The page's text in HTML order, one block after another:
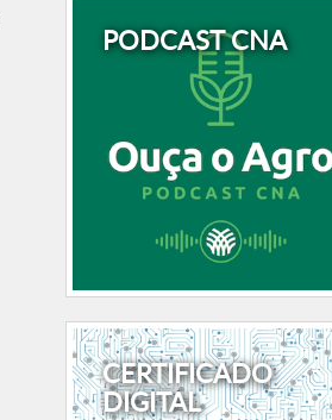
PODCAST CNA
CERTIFICADO
DIGITAL